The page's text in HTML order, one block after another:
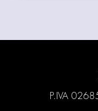
P.IVA